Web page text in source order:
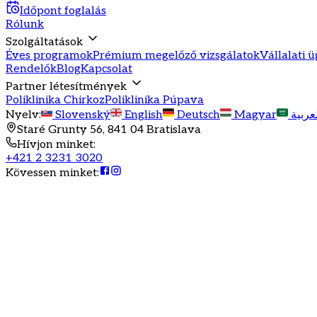
Időpont foglalás
Rólunk
Szolgáltatások
Éves programokPrémium megelőző vizsgálatokVállalati
RendelőkBlogKapcsolat
Partner létesítmények
Poliklinika ChirkozPoliklinika Púpava
Nyelv: Slovenský English Deutsch Magyar
Staré Grunty 56, 841 04 Bratislava
Hívjon minket:
+421 2 3231 3020
Kövessen minket: